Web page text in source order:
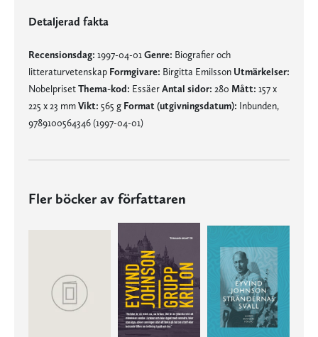
Detaljerad fakta
Recensionsdag: 1997-04-01 Genre: Biografier och
litteraturvetenskap Formgivare: Birgitta Emilsson Utmärkelser:
NobelprisetThema-kod: EssäerAntal sidor: 280 Mått: 157 x
225 x 23 mmVikt: 565 g Format (utgivningsdatum): Inbunden,
9789100564346 (1997-04-01)
Fler böcker av författaren